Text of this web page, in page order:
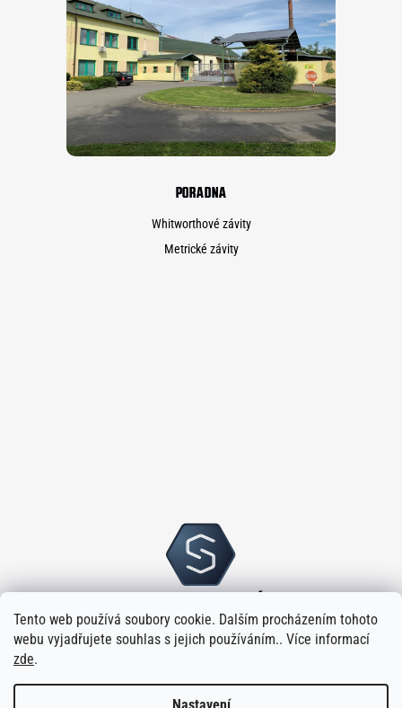
Tento web používá soubory cookie. Dalším procházením tohoto
webu vyjadřujete souhlas s jejich používáním.. Více informací
zde.
PORADNA
Whitworthové závity
Metrické závity